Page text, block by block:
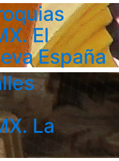
El
España
La